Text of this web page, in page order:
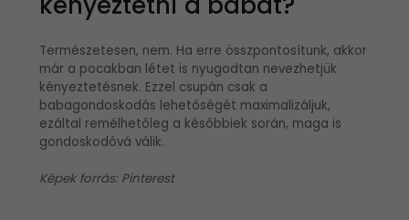
Természetesen, nem. Ha erre összpontosítunk, akkor
már a pocakban létet is nyugodtan nevezhetjük
kényeztetésnek. Ezzel csupán csak a
babagondoskodás lehetőségét maximalizáljuk,
ezáltal remélhetőleg a későbbiek során, maga is
gondoskodóvá válik.
Képek forrás: Pinterest